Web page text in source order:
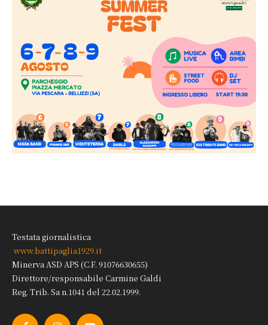
Testata giornalistica
www.battipaglia1929.it
Minerva ASD APS (C.F. 91076630655)
Direttore/responsabile Carmine Galdi
Reg. Trib. Sa n.1041 del 22.02.1999.